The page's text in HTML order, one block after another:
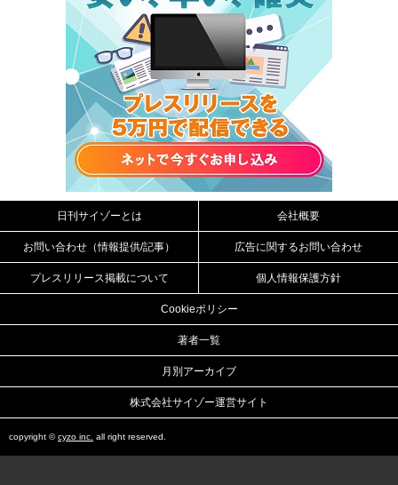
日刊サイゾーとは 会社概要
お問い合わせ（情報提供/記事） 広告に関するお問い合わせ
プレスリリース掲載について 個人情報保護方針
Cookieポリシー
著者一覧
月別アーカイブ
株式会社サイゾー運営サイト
copyright ©cyzo inc. all right reserved.